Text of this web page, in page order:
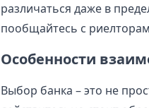
различаться даже в
пообщайтесь с
Особенности
Выбор банка – это не